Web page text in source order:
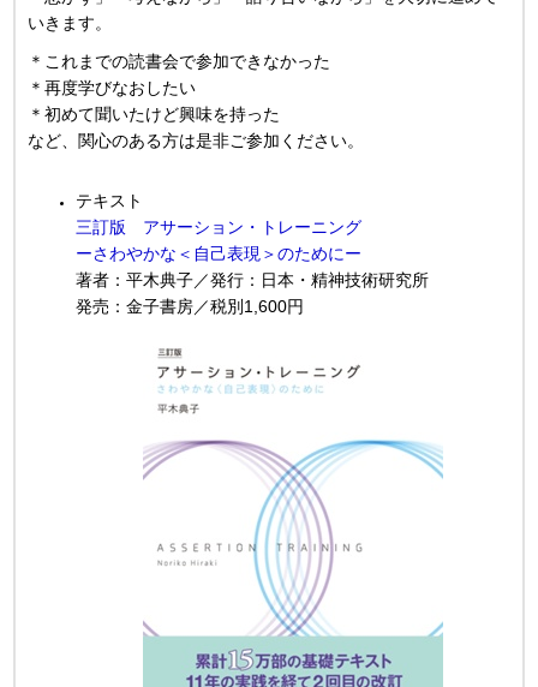
いきます。
＊これまでの読書会で参加できなかった
＊再度学びなおしたい
＊初めて聞いたけど興味を持った
など、関心のある方は是非ご参加ください。
テキスト
三訂版 アサーション・トレーニング
ーさわやかな＜自己表現＞のためにー
著者：平木典子／発行：日本・精神技術研究所
発売：金子書房／税別 1,600円